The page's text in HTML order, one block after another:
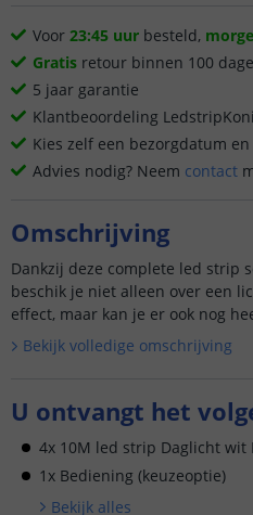
Voor 23:45 uur besteld,
Gratis retour binnen 100
5 jaar garantie
Klantbeoordeling
Kies zelf een bezorgdatum
Advies nodig? Neem contact
Omschrijving
Dankzij deze complete led strip
beschik je niet alleen over een
effect, maar kan je er ook nog
Bekijk volledige omschrijving
U ontvangt het
4x 10M led strip Daglicht
1x Bediening (keuzeoptie)
Bekijk alles